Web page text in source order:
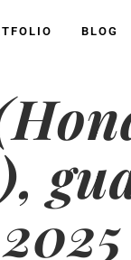
BLOG